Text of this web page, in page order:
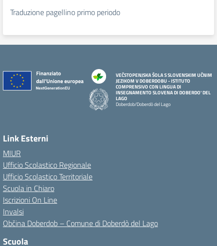
Traduzione pagellino primo periodo
VEČSTOPENJSKA ŠOLA S SLOVENSKIM UČNIM
JEZIKOM V DOBERDOBU - ISTITUTO
COMPRENSIVO CON LINGUA DI
INSEGNAMENTO SLOVENA DI DOBERDO' DEL
LAGO
Doberdob/Doberdò del Lago
Link Esterni
MIUR
Ufficio Scolastico Regionale
Ufficio Scolastico Territoriale
Scuola in Chiaro
Iscrizioni On Line
Invalsi
Občina Doberdob – Comune di Doberdò del Lago
Scuola